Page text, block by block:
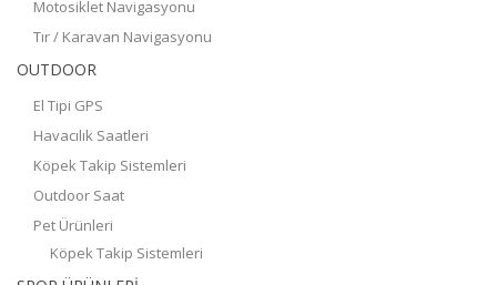
Motosiklet Navigasyonu
Tır / Karavan Navigasyonu
OUTDOOR
El Tipi GPS
Havacılık Saatleri
Köpek Takip Sistemleri
Outdoor Saat
Pet Ürünleri
Köpek Takip Sistemleri